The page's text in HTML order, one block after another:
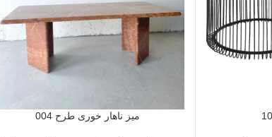
میز ناهار خوری طرح 004